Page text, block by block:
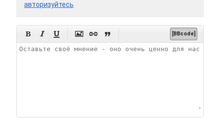
авторизуйтесь
      [BBcode]